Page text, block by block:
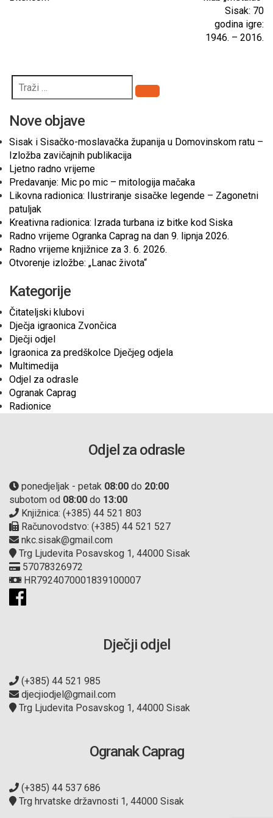
Sisak: 70
godina igre:
1946. – 2016.
Pretraži
Nove objave
Sisak i Sisačko-moslavačka županija u Domovinskom ratu –
Izložba zavičajnih publikacija
Ljetno radno vrijeme
Predavanje: Mic po mic – mitologija mačaka
Likovna radionica: Ilustriranje sisačke legende – Zagonetni
patuljak
Kreativna radionica: Izrada turbana iz bitke kod Siska
Radno vrijeme Ogranka Caprag na dan 9. lipnja 2026.
Radno vrijeme knjižnice za 3. 6. 2026.
Otvorenje izložbe: „Lanac života“
Kategorije
Čitateljski klubovi
Dječja igraonica Zvončica
Dječji odjel
Igraonica za predškolce Dječjeg odjela
Multimedija
Odjel za odrasle
Ogranak Caprag
Radionice
Odjel za odrasle
ponedjeljak - petak 08:00 do 20:00
subotom od 08:00 do 13:00
Knjižnica: (+385) 44 521 803
Računovodstvo: (+385) 44 521 527
nkc.sisak@gmail.com
Trg Ljudevita Posavskog 1, 44000 Sisak
57078326972
HR7924070001839100007
Dječji odjel
(+385) 44 521 985
djecjiodjel@gmail.com
Trg Ljudevita Posavskog 1, 44000 Sisak
Ogranak Caprag
(+385) 44 537 686
Trg hrvatske državnosti 1, 44000 Sisak